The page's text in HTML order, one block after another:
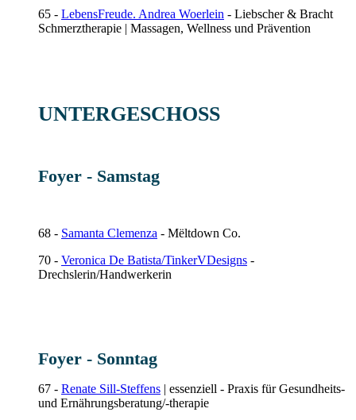
65 - LebensFreude. Andrea Woerlein - Liebscher & Bracht
Schmerztherapie | Massagen, Wellness und Prävention
UNTERGESCHOSS
Foyer - Samstag
68 - Samanta Clemenza - Mëltdown Co.
70 - Veronica De Batista/TinkerVDesigns -
Drechslerin/Handwerkerin
Foyer - Sonntag
67 - Renate Sill-Steffens | essenziell - Praxis für Gesundheits-
und Ernährungsberatung/-therapie